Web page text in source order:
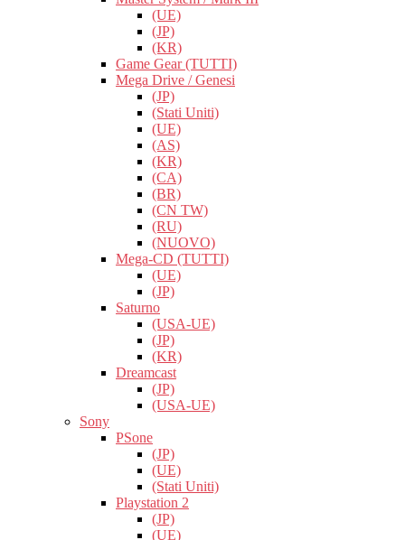
(UE)
(JP)
(KR)
Game Gear (TUTTI)
Mega Drive / Genesi
(JP)
(Stati Uniti)
(UE)
(AS)
(KR)
(CA)
(BR)
(CN TW)
(RU)
(NUOVO)
Mega-CD (TUTTI)
(UE)
(JP)
Saturno
(USA-UE)
(JP)
(KR)
Dreamcast
(JP)
(USA-UE)
Sony
PSone
(JP)
(UE)
(Stati Uniti)
Playstation 2
(JP)
(UE)